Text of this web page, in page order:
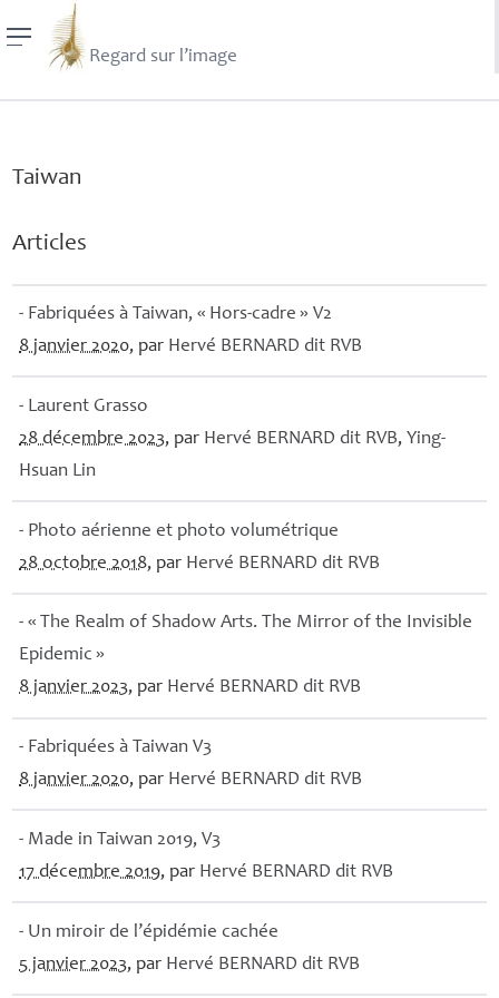
Regard sur l’image
Taiwan
Articles
- Fabriquées à Taiwan, « Hors-cadre » V2
8 janvier 2020, par Hervé BERNARD dit RVB
- Laurent Grasso
28 décembre 2023, par Hervé BERNARD dit RVB, Ying-
Hsuan Lin
- Photo aérienne et photo volumétrique
28 octobre 2018, par Hervé BERNARD dit RVB
- « The Realm of Shadow Arts. The Mirror of the Invisible
Epidemic »
8 janvier 2023, par Hervé BERNARD dit RVB
- Fabriquées à Taiwan V3
8 janvier 2020, par Hervé BERNARD dit RVB
- Made in Taiwan 2019, V3
17 décembre 2019, par Hervé BERNARD dit RVB
- Un miroir de l’épidémie cachée
5 janvier 2023, par Hervé BERNARD dit RVB